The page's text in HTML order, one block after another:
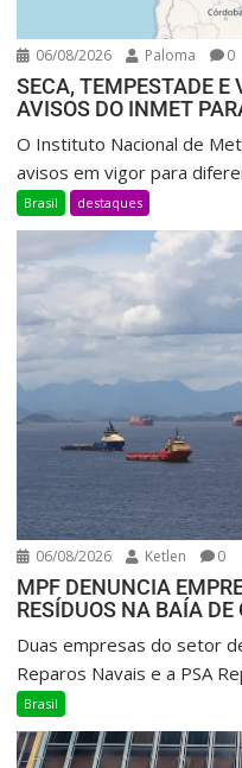
06/08/2026 Paloma 0
SECA, TEMPESTADE
AVISOS DO INMET
O Instituto Nacional de
avisos em vigor para
Brasil destaques
06/08/2026 Ketlen 0
MPF DENUNCIA
RESÍDUOS NA BAÍA
Duas empresas do setor
Reparos Navais e a PSA
Brasil